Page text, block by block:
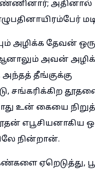
அதினால்
அழிக்க தேவன்
அவன்
அந்தத் தீங்குக்கு
சங்கரிக்கிற
உன் கையை
எபூசியனாகிய
நின்றான்.
ஏறெடுத்து,